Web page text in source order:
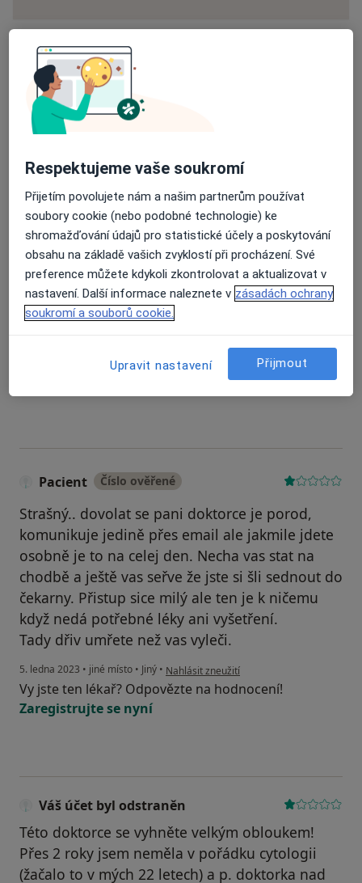
Hledejte v názorech
P Pacient Číslo ověřené
Paní doktorka je prostě hrůza, pokud jste
těhotná, v žádném případě k ní nechoďte, může
způsobit krvácení, ať se děje cokoliv, na dítě se
nepodívá a hned ho pošle do nemocnice,
hrůza, poradna ne, tam těhotné nechodí!!!
Vy jste ten lékař? Odpovězte na hodnocení!
Pacient Číslo ověřené
Strašný.. dovolat se pani doktorce je porod,
komunikuje jedině přes email ale jakmile jdete
osobně je to na celej den. Necha vas stat na
chodbě a ještě vas seřve že jste si šli sednout do
čekarny. Přistup sice milý ale ten je k ničemu
když nedá potřebné léky ani vyšetření.
Tady dřiv umřete než vas vyleči.
5. ledna 2023 • jiné místo • Jiný • podle názoru uživatele Pacient
Nahlásit zneužití
Vy jste ten lékař? Odpovězte na hodnocení!
Zaregistrujte se nyní
Váš účet byl odstraněn
Této doktorce se vyhněte velkým obloukem!
Přes 2 roky jsem neměla v pořádku cytologii
(žačalo to v mých 22 letech) a p. doktorka nad
Respektujeme vaše soukromí
Přijetím povolujete nám a našim partnerům používat
soubory cookie (nebo podobné technologie) ke
shromažďování údajů pro statistické účely a poskytování
obsahu na základě vašich zvyklostí při procházení. Své
preference můžete kdykoli zkontrolovat a aktualizovat v
nastavení. Další informace naleznete v zásadách ochrany
soukromí a souborů cookie.
Upravit nastavení Přijmout